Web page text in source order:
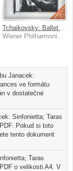
Tchaikovsky: Ballet Suites
Wiener Philharmoniker, Herbert von Karajan
Janacek:
ve formátu
v dostatečné
Sinfonietta; Taras
Pokud si toto
tento dokument
Taras
o velikosti A4. V